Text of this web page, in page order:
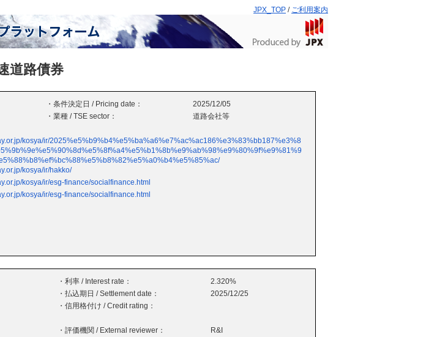
JPX_TOP / ご利用案内
道路債券
・条件決定日 / Pricing date：
2025/12/05
・業種 / TSE sector：
道路会社等
kosya/ir/2025%e5%b9%b4%e5%ba%a6%e7%ac%ac186%e3%83%bb187%e3%8
kosya/ir/hakko/
kosya/ir/esg-finance/socialfinance.html
kosya/ir/esg-finance/socialfinance.html
・利率 / Interest rate：
2.320%
・払込期日 / Settlement date：
2025/12/25
・信用格付け / Credit rating：
・評価機関 / External reviewer：
R&I